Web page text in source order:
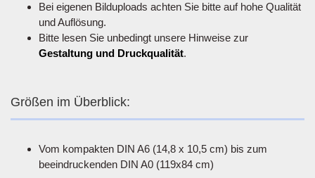
Bei eigenen Bilduploads achten Sie bitte auf hohe Qualität
und Auflösung.
Bitte lesen Sie unbedingt unsere Hinweise zur
Gestaltung und Druckqualität.
Größen im Überblick:
Vom kompakten DIN A6 (14,8 x 10,5 cm) bis zum
beeindruckenden DIN A0 (119x84 cm)